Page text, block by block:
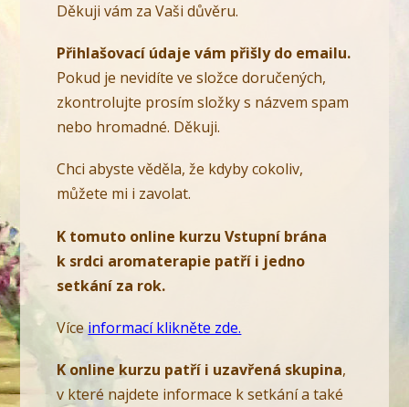
Děkuji vám za Vaši důvěru.
Přihlašovací údaje vám přišly do emailu.
Pokud je nevidíte ve složce doručených,
zkontrolujte prosím složky s názvem spam
nebo hromadné. Děkuji.
Chci abyste věděla, že kdyby cokoliv,
můžete mi i zavolat.
K tomuto online kurzu Vstupní brána
k srdci aromaterapie patří i jedno
setkání za rok.
Víceinformací klikněte zde.
K online kurzu patří i uzavřená skupina,
v které najdete informace k setkání a také